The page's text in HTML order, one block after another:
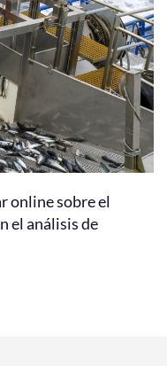
online sobre el
el análisis de